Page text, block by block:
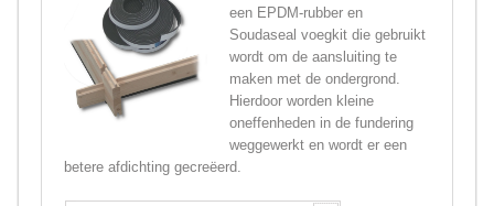
een EPDM-rubber en
Soudaseal voegkit die gebruikt
wordt om de aansluiting te
maken met de ondergrond.
Hierdoor worden kleine
oneffenheden in de fundering
weggewerkt en wordt er een
betere afdichting gecreëerd.